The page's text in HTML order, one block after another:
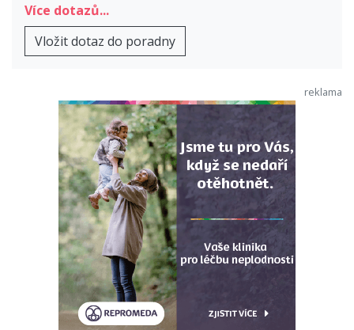
Více dotazů...
Vložit dotaz do poradny